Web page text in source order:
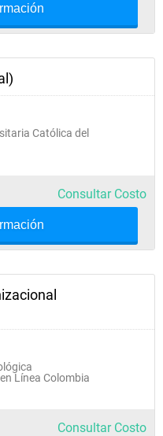
Católica del
Consultar Costo
Línea Colombia
Consultar Costo